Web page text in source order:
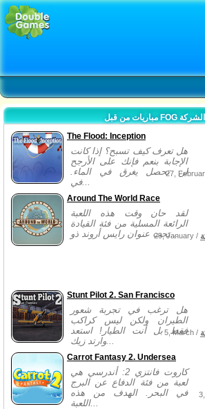
مباريات من قبل FOG الشركة
The Flood: Inception
هل تعرف كيف تسبح؟ إذا كانت
الإجابة بنعم فإنك على الأرجح
لن تحصل يغرق في الماء.
في...
27,
Around The World Race
لقد حان وقت هذه اللعبة
الرائعة المسلية من فئة القيادة
تحت عنوان رايس أروند ذو...
29, January /
Stunt Pilot 2. San Francisco
هل ترغب في تجربة شعور
الطيران ولكن ليس كراكب
فقط بل أنت الطيار! استعد
وارتد زيك...
5, March /
Carrot Fantasy 2. Undersea
كاروت فانتزي 2: أندرسي هي
لعبة من فئة الدفاع عن البرج
في البحر. الهدف من هذه
اللعبة...